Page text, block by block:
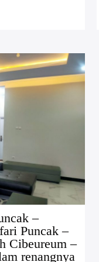
–
Puncak –
Cibeureum –
renangnya